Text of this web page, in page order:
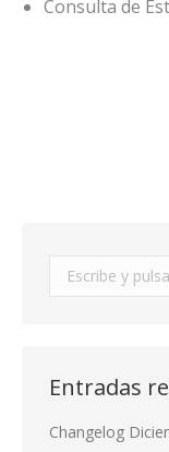
Consulta de
Buscar:
Entradas
Changelog